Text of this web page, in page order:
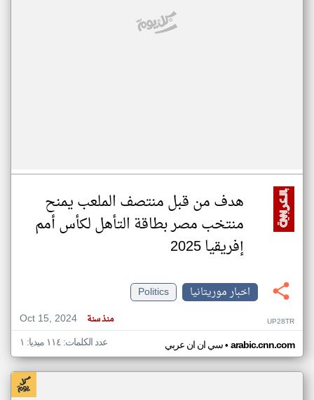
هدف من قبل منتصف الملعب يمنح
منتخب مصر بطاقة التأهل لكأس أمم
إفريقيا 2025
اخبار موريتانيا
Politics
Oct 15, 2024
منذ سنة UP28TR
سي ان ان عربي• arabic.cnn.com عدد الكلمات: ١١٤ ميديا: ١